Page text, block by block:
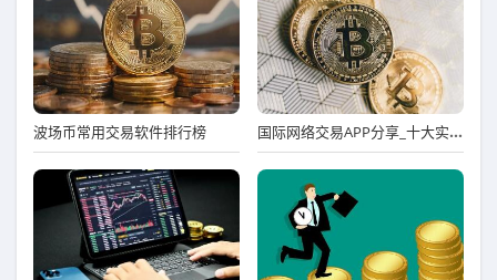
波场币常用交易软件排行榜 国际网络交易APP分享_十大实用靠谱国际网络交易APP市场占有率排名